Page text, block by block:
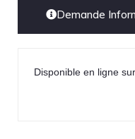
Demande
Disponible en ligne